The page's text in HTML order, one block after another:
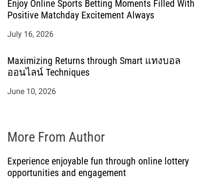
Enjoy Online Sports Betting Moments Filled With
Positive Matchday Excitement Always
July 16, 2026
Maximizing Returns through Smart แทงบอล
ออนไลน์ Techniques
June 10, 2026
More From Author
Experience enjoyable fun through online lottery
opportunities and engagement